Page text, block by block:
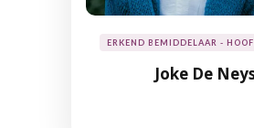
ERKEND BEMIDDELAAR -
Joke De